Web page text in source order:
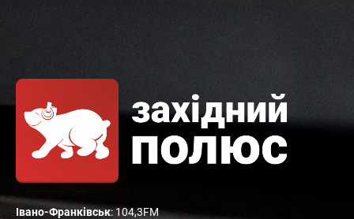
Івано-Франківськ: 104,3FM